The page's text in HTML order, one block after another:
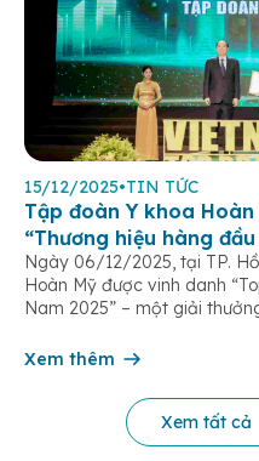
15/12/2025•TIN TỨC
Tập đoàn Y khoa
“Thương hiệu hàng
Ngày 06/12/2025, tại TP.
Hoàn Mỹ được vinh danh
Nam 2025” – một giải
cứu Phát triển Doanh nghiệp
Xem thêm
Xem tất cả